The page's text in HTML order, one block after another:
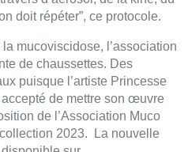
en Belgique.
des exclus du
un revenu